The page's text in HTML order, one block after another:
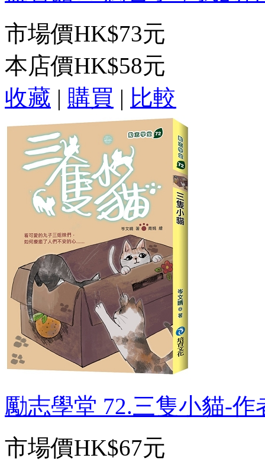
市場價HK$73元
本店價HK$58元
收藏 | 購買 | 比較
勵志學堂 72.三隻小貓-作
市場價HK$67元